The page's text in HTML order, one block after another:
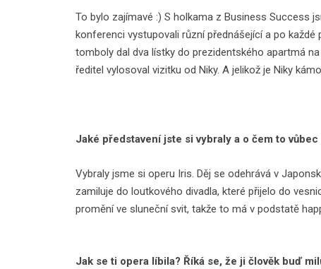
To bylo zajímavé :) S holkama z Business Success
konferenci vystupovali různí přednášející a po
tomboly dal dva lístky do prezidentského apartmá
ředitel vylosoval vizitku od Niky. A jelikož je Niky
Jaké představení jste si vybraly a o čem to vůbec
Vybraly jsme si operu Iris. Děj se odehrává v
zamiluje do loutkového divadla, které přijelo do
promění ve sluneční svit, takže to má v podstatě
Jak se ti opera líbila? Říká se, že ji člověk buď